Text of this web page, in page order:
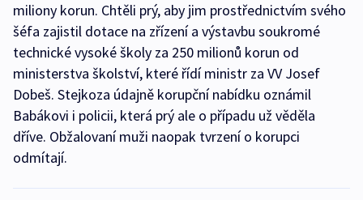
miliony korun. Chtěli prý, aby jim prostřednictvím svého
šéfa zajistil dotace na zřízení a výstavbu soukromé
technické vysoké školy za 250 milionů korun od
ministerstva školství, které řídí ministr za VV Josef
Dobeš. Stejkoza údajně korupční nabídku oznámil
Babákovi i policii, která prý ale o případu už věděla
dříve. Obžalovaní muži naopak tvrzení o korupci
odmítají.